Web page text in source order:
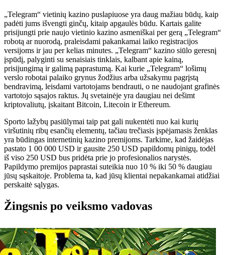
„Telegram“ vietinių kazino puslapiuose yra daug mažiau būdų, kaip
padėti jums išvengti ginčų, kitaip apgaulės būdu. Kartais galite
prisijungti prie naujo vietinio kazino asmeniškai per gerą „Telegram“
robotą ar nuorodą, praleisdami pakankamai laiko registracijos
versijoms ir jau per kelias minutes. „Telegram“ kazino siūlo geresnį
įspūdį, palyginti su senaisiais tinklais, kalbant apie kainą,
prisijungimą ir galimą paprastumą. Kai kurie „Telegram“ lošimų
verslo robotai palaiko grynus žodžius arba užsakymu pagrįstą
bendravimą, leisdami vartotojams bendrauti, o ne naudojant grafinės
vartotojo sąsajos raktus. Jų svetainėje yra daugiau nei dešimt
kriptovaliutų, įskaitant Bitcoin, Litecoin ir Ethereum.
Sporto lažybų pasiūlymai taip pat gali nukentėti nuo kai kurių
viršutinių ribų esančių elementų, tačiau trečiasis įspėjamasis ženklas
yra būdingas internetinių kazino premijoms. Tarkime, kad žaidėjas
pastato 1 00 000 USD ir gausite 250 USD papildomų pinigų, todėl
iš viso 250 USD bus pridėta prie jo profesionalios narystės.
Papildymo premijos paprastai suteikia nuo 10 % iki 50 % daugiau
jūsų sąskaitoje. Problema ta, kad jūsų klientai nepakankamai atidžiai
perskaitė sąlygas.
Žingsnis po veiksmo vadovas